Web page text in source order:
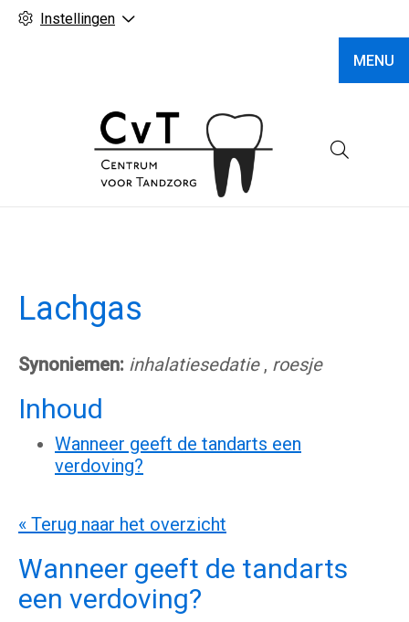
Instellingen
MENU
Lachgas
Synoniemen: inhalatiesedatie, roesje
Inhoud
Wanneer geeft de tandarts een
verdoving?
« Terug naar het overzicht
Wanneer geeft de tandarts
een verdoving?